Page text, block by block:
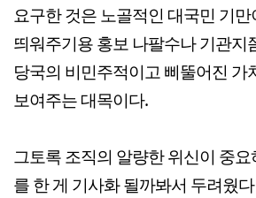
요구한 것은 노골적인 대국민 기
띄워주기용 홍보 나팔수나 기관지
당국의 비민주적이고 삐뚤어진 가
보여주는 대목이다.
그토록 조직의 알량한 위신이 중
를 한 게 기사화 될까봐서 두려웠